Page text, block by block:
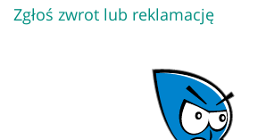
Zgłoś zwrot lub reklamację